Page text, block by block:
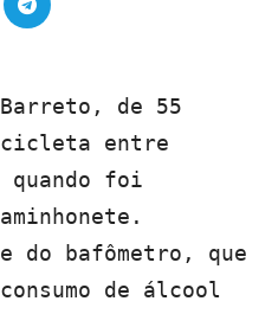
de 55
entre
quando foi
do bafômetro, que
de álcool